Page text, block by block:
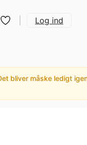
Log ind
bliver måske ledigt